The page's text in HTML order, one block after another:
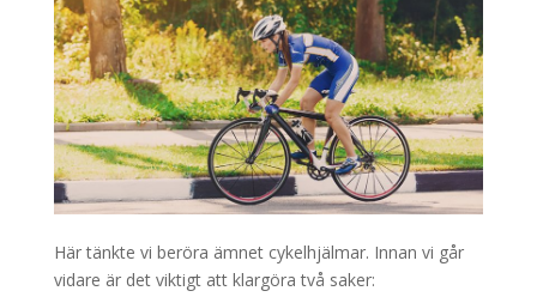
Här tänkte vi beröra ämnet cykelhjälmar. Innan vi går
vidare är det viktigt att klargöra två saker: